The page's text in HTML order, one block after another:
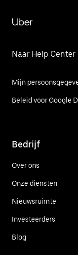
Uber
Naar Help Center
Mijn
Beleid voor Google
Bedrijf
Over ons
Onze diensten
Nieuwsruimte
Investeerders
Blog